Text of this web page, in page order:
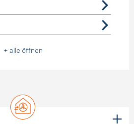
+ alle öffnen